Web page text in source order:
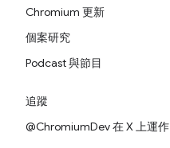
Chromium 更新
個案研究
Podcast 與節目
追蹤
@ChromiumDev 在 X 上運作